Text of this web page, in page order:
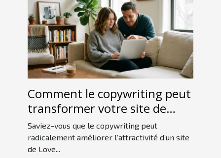
Comment le copywriting peut
transformer votre site de
Love Room ?
Saviez-vous que le copywriting peut
radicalement améliorer l’attractivité d’un site
de Love...